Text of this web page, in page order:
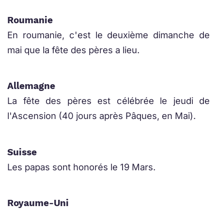
Roumanie
En roumanie, c'est le deuxième dimanche de
mai que la fête des pères a lieu.
Allemagne
La fête des pères est célébrée le jeudi de
l'Ascension (40 jours après Pâques, en Mai).
Suisse
Les papas sont honorés le 19 Mars.
Royaume-Uni